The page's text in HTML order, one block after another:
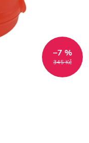
345 Kč
–7 %